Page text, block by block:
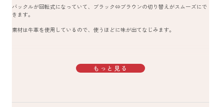
バックルが回転式になっていて、ブラック⇔ブラウンの切り替えがスムーズにで
きます。
素材は牛革を使用しているので、使うほどに味が出てなじみます。
もっと見る